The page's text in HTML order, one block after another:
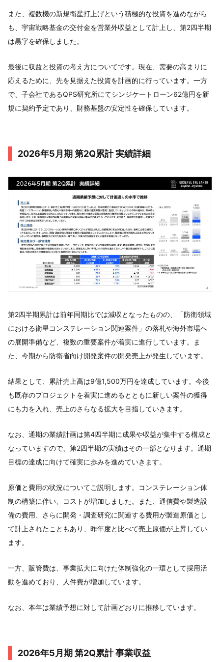
また、複数機の新規衛星打上げという積極的な投資を進めながら
も、宇宙戦略基金の交付金を営業外収益として計上し、第2四半期
は黒字を確保しました。
最後に収益と投資の考え方についてです。現在、需要の高まりに
応えるために、先を見据えた投資を計画的に行っています。一方
で、子会社であるQPS研究所にてシンジケートローン62億円を新
規に契約予定であり、財務基盤の安定性を確保しています。
2026年5月期 第2Q累計 実績詳細
第2四半期累計は前年同期比では減収となったものの、「防衛領域
における衛星コンステレーション関連案件」の落札や海外市場へ
の展開準備など、複数の重要案件が着実に進行しています。ま
た、今期から防衛省向け開発案件の開発売上が発生しています。
結果として、累計売上高は9億1,500万円を達成しています。今後
も既存のプロジェクトを着実に進めるとともに新しい案件の獲得
にも力を入れ、売上のさらなる拡大を目指していきます。
なお、通期の業績計画は第4四半期に成果や収益が集中する構成と
なっていますので、第2四半期の実績はその一部となります。通期
目標の達成に向けて確実に歩みを進めていきます。
原価と費用の状況についてご説明します。コンステレーション体
制の構築に伴い、コストが増加しました。また、通信費や製造設
備の費用、さらに開発・調査研究に関連する費用が製造原価とし
て計上されたこともあり、昨年度と比べて売上原価が上昇してい
ます。
一方、販管費は、事業拡大に向けた体制強化の一環として採用活
動を進めており、人件費が増加しています。
なお、本年は業績予想に対して計画どおりに推移しています。
2026年5月期 第2Q累計 事業収益